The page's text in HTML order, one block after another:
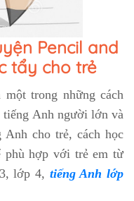
Pencil and
tẩy cho trẻ
trong những cách
tiếng Anh người lớn và
cho trẻ, cách học
phù hợp với trẻ em từ
lớp 4, tiếng Anh lớp